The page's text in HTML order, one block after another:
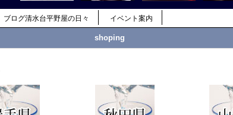
ブログ清水台平野屋の日々 イベント案内
shoping